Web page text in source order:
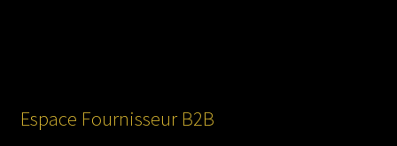
Espace Fournisseur B2B